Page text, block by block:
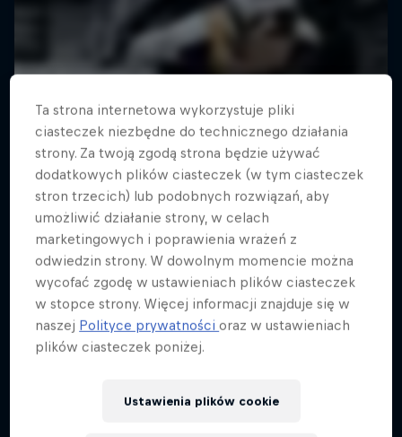
Ta strona internetowa wykorzystuje pliki
ciasteczek niezbędne do technicznego działania
strony. Za twoją zgodą strona będzie używać
dodatkowych plików ciasteczek (w tym ciasteczek
stron trzecich) lub podobnych rozwiązań, aby
umożliwić działanie strony, w celach
marketingowych i poprawienia wrażeń z
odwiedzin strony. W dowolnym momencie można
wycofać zgodę w ustawieniach plików ciasteczek
w stopce strony. Więcej informacji znajduje się w
naszej Polityce prywatnościoraz w ustawieniach
plików ciasteczek poniżej.
Ustawienia plików cookie